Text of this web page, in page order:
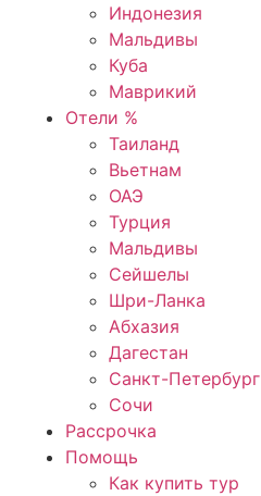
Индонезия
Мальдивы
Куба
Маврикий
Отели %
Таиланд
Вьетнам
ОАЭ
Турция
Мальдивы
Сейшелы
Шри-Ланка
Абхазия
Дагестан
Санкт-Петербург
Сочи
Рассрочка
Помощь
Как купить тур